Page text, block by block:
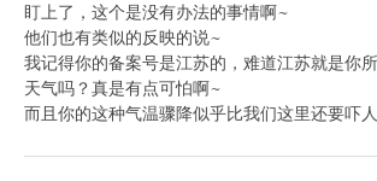
盯上了，这个是没有办法的事情啊~
他们也有类似的反映的说~
我记得你的备案号是江苏的，难道江苏就是你
天气吗？真是有点可怕啊~
而且你的这种气温骤降似乎比我们这里还要吓